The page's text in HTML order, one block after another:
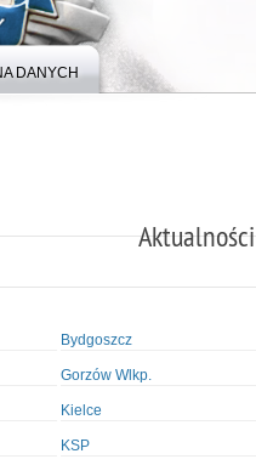
DANYCH
Aktualności
Bydgoszcz
Gorzów Wlkp.
Kielce
KSP